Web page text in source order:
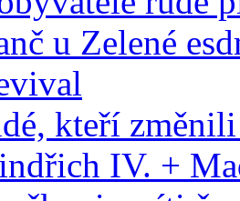
u Zelené
kteří
IV. +